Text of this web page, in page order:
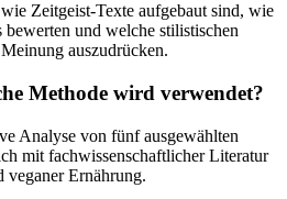
Zeitgeist-Texte aufgebaut sind, wie
und welche stilistischen
auszudrücken.
Methode wird verwendet?
Analyse von fünf ausgewählten
mit fachwissenschaftlicher Literatur
veganer Ernährung.